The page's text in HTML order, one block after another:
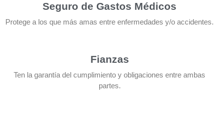
Seguro de Gastos Médicos
Protege a los que más amas entre enfermedades y/o accidentes.
Fianzas
Ten la garantía del cumplimiento y obligaciones entre ambas
partes.